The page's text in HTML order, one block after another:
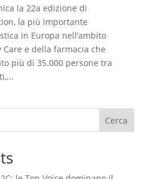
la 22a edizione di
la più importante
in Europa nell’ambito
Care e della farmacia che
più di 35.000 persone tra
Cerca